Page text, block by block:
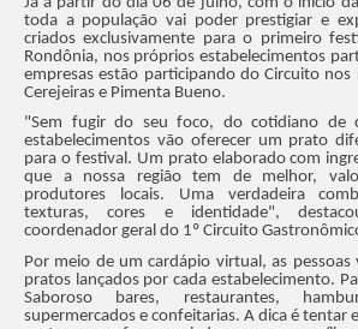
toda a população vai poder prestigiar e
criados exclusivamente para o primeiro
Rondônia, nos próprios estabelecimentos
empresas estão participando do Circuito nos
Cerejeiras e Pimenta Bueno.
"Sem fugir do seu foco, do cotidiano de
estabelecimentos vão oferecer um prato
para o festival. Um prato elaborado com
que a nossa região tem de melhor,
produtores locais. Uma verdadeira
texturas, cores e identidade",
coordenador geral do 1º Circuito
Por meio de um cardápio virtual, as
pratos lançados por cada estabelecimento.
Saboroso bares, restaurantes,
supermercados e confeitarias. A dica é tentar